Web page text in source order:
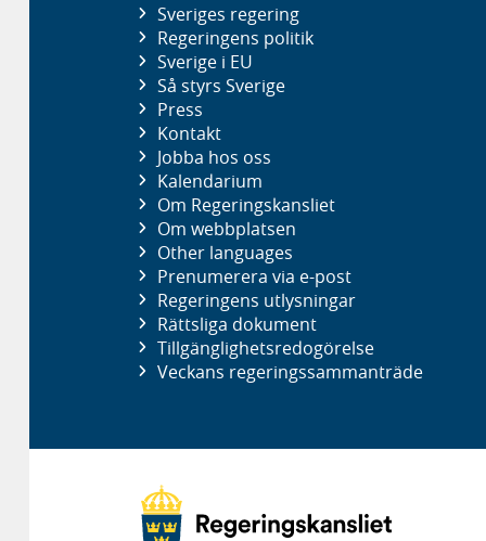
Sveriges regering
Regeringens politik
Sverige i EU
Så styrs Sverige
Press
Kontakt
Jobba hos oss
Kalendarium
Om Regeringskansliet
Om webbplatsen
Other languages
Prenumerera via e-post
Regeringens utlysningar
Rättsliga dokument
Tillgänglighetsredogörelse
Veckans regeringssammanträde